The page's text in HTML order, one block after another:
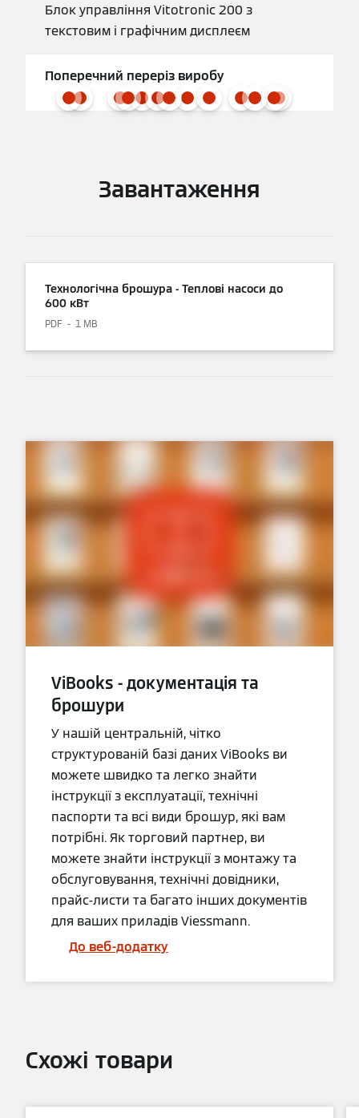
Блок управління Vitotronic 200 з
текстовим і графічним дисплеєм
Поперечний переріз виробу
Завантаження
Технологічна брошура - Теплові насоси до
600 кВт
PDF 1 MB
ViBooks - документація та
брошури
У нашій центральній, чітко
структурованій базі даних ViBooks ви
можете швидко та легко знайти
інструкції з експлуатації, технічні
паспорти та всі види брошур, які вам
потрібні. Як торговий партнер, ви
можете знайти інструкції з монтажу та
обслуговування, технічні довідники,
прайс-листи та багато інших документів
для ваших приладів Viessmann.
До веб-додатку
Схожі товари